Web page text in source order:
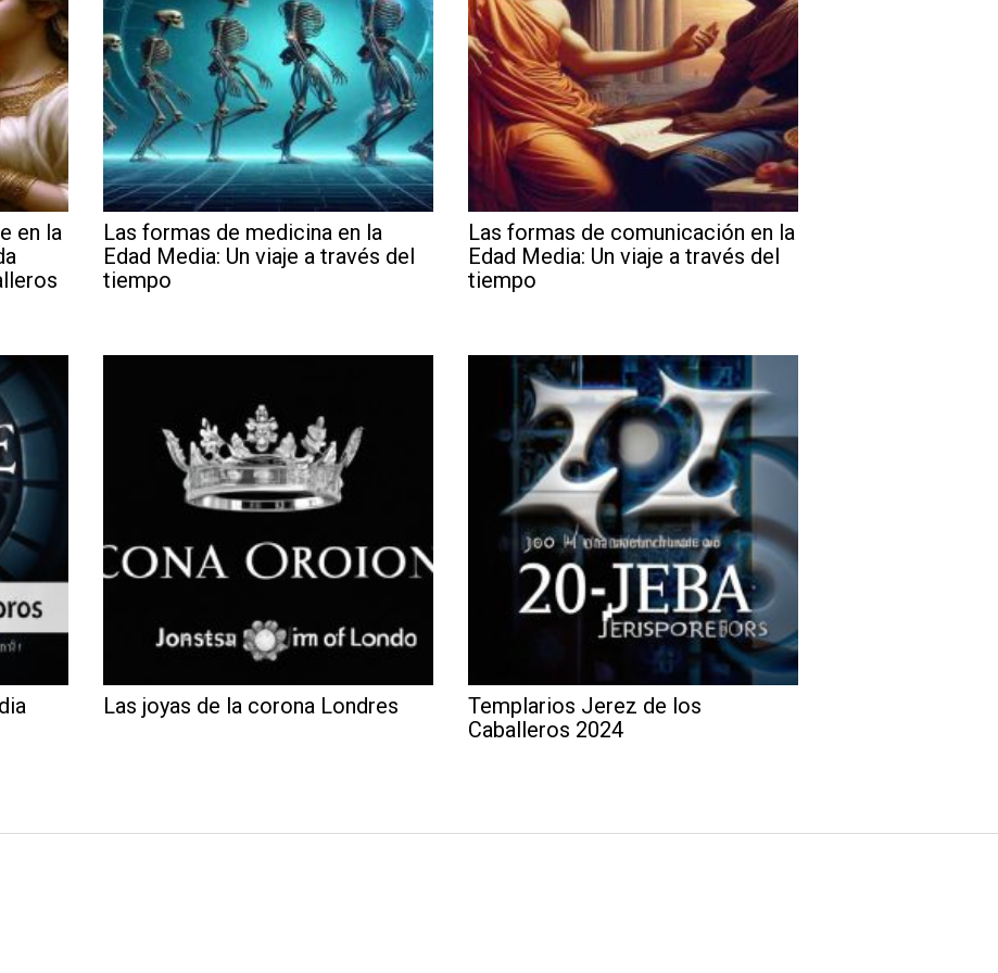
en la
Las formas de medicina en la
Edad Media: Un viaje a través del
tiempo
Las formas de comunicación en la
Edad Media: Un viaje a través del
tiempo
Las joyas de la corona Londres
Templarios Jerez de los
Caballeros 2024